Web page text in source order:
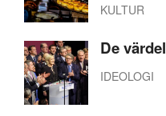
KULTUR
De
IDEOLOGI